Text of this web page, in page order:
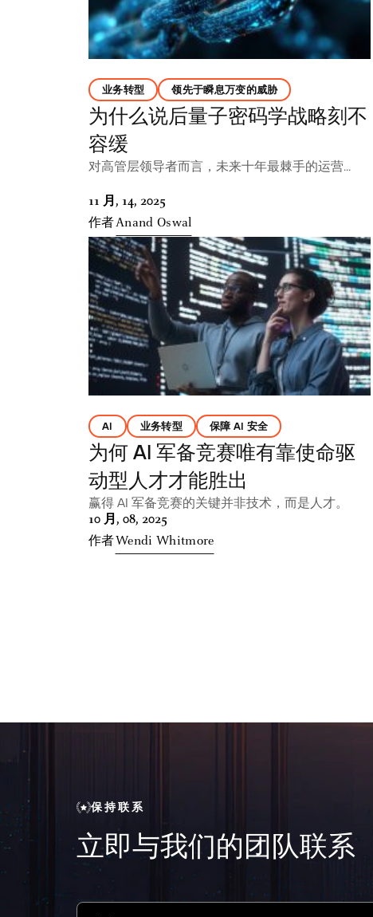
业务转型 领先于瞬息万变的威胁
为什么说后量子密码学战略刻不
容缓
对高管层领导者而言，未来十年最棘手的运营...
11 月, 14, 2025
作者Anand Oswal
AI 业务转型 保障 AI 安全
为何 AI 军备竞赛唯有靠使命驱
动型人才才能胜出
赢得 AI 军备竞赛的关键并非技术，而是人才。
10 月, 08, 2025
作者Wendi Whitmore
保持联系
立即与我们的团队联系